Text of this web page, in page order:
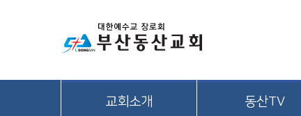
교회소개
동산TV